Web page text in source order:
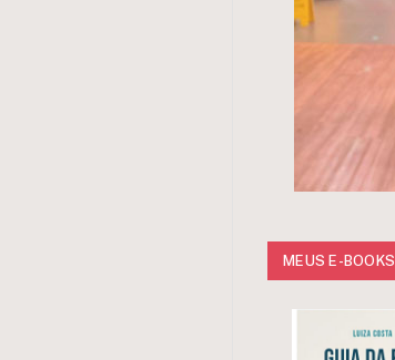
MEUS E-BOOKS